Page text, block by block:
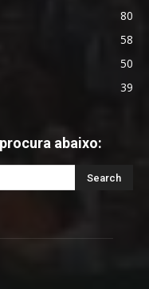
80
58
50
39
abaixo: